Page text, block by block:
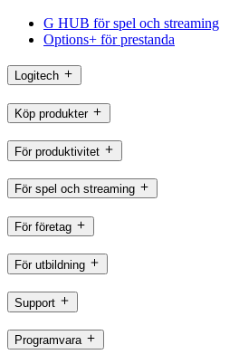
G HUB för spel och streaming
Options+ för prestanda
Logitech
Köp produkter
För produktivitet
För spel och streaming
För företag
För utbildning
Support
Programvara